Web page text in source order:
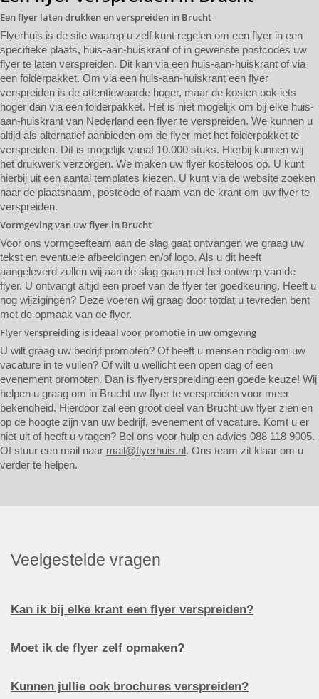
Een flyer laten drukken en verspreiden in Brucht
Flyerhuis is de site waarop u zelf kunt regelen om een flyer in een
specifieke plaats, huis-aan-huiskrant of in gewenste postcodes uw
flyer te laten verspreiden. Dit kan via een huis-aan-huiskrant of via
een folderpakket. Om via een huis-aan-huiskrant een flyer
verspreiden is de attentiewaarde hoger, maar de kosten ook iets
hoger dan via een folderpakket. Het is niet mogelijk om bij elke huis-
aan-huiskrant van Nederland een flyer te verspreiden. We kunnen u
altijd als alternatief aanbieden om de flyer met het folderpakket te
verspreiden. Dit is mogelijk vanaf 10.000 stuks. Hierbij kunnen wij
het drukwerk verzorgen. We maken uw flyer kosteloos op. U kunt
hierbij uit een aantal templates kiezen. U kunt via de website zoeken
naar de plaatsnaam, postcode of naam van de krant om uw flyer te
verspreiden.
Vormgeving van uw flyer in Brucht
Voor ons vormgeefteam aan de slag gaat ontvangen we graag uw
tekst en eventuele afbeeldingen en/of logo. Als u dit heeft
aangeleverd zullen wij aan de slag gaan met het ontwerp van de
flyer. U ontvangt altijd een proef van de flyer ter goedkeuring. Heeft u
nog wijzigingen? Deze voeren wij graag door totdat u tevreden bent
met de opmaak van de flyer.
Flyer verspreiding is ideaal voor promotie in uw omgeving
U wilt graag uw bedrijf promoten? Of heeft u mensen nodig om uw
vacature in te vullen? Of wilt u wellicht een open dag of een
evenement promoten. Dan is flyerverspreiding een goede keuze! Wij
helpen u graag om in Brucht uw flyer te verspreiden voor meer
bekendheid. Hierdoor zal een groot deel van Brucht uw flyer zien en
op de hoogte zijn van uw bedrijf, evenement of vacature. Komt u er
niet uit of heeft u vragen? Bel ons voor hulp en advies 088 118 9005.
Of stuur een mail naar mail@flyerhuis.nl. Ons team zit klaar om u
verder te helpen.
Veelgestelde vragen
Kan ik bij elke krant een flyer verspreiden?
Moet ik de flyer zelf opmaken?
Kunnen jullie ook brochures verspreiden?